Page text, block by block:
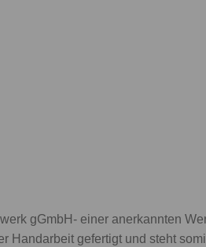
gGmbH- einer anerkannten
gefertigt und steht